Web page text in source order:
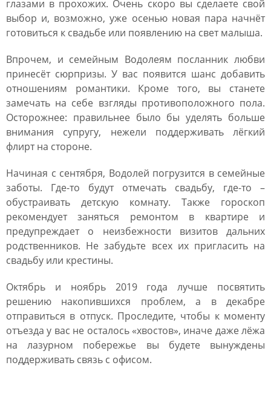
глазами в прохожих. Очень скоро вы сделаете свой
выбор и, возможно, уже осенью новая пара начнёт
готовиться к свадьбе или появлению на свет малыша.
Впрочем, и семейным Водолеям посланник любви
принесёт сюрпризы. У вас появится шанс добавить
отношениям романтики. Кроме того, вы станете
замечать на себе взгляды противоположного пола.
Осторожнее: правильнее было бы уделять больше
внимания супругу, нежели поддерживать лёгкий
флирт на стороне.
Начиная с сентября, Водолей погрузится в семейные
заботы. Где-то будут отмечать свадьбу, где-то –
обустраивать детскую комнату. Также гороскоп
рекомендует заняться ремонтом в квартире и
предупреждает о неизбежности визитов дальних
родственников. Не забудьте всех их пригласить на
свадьбу или крестины.
Октябрь и ноябрь 2019 года лучше посвятить
решению накопившихся проблем, а в декабре
отправиться в отпуск. Проследите, чтобы к моменту
отъезда у вас не осталось «хвостов», иначе даже лёжа
на лазурном побережье вы будете вынуждены
поддерживать связь с офисом.